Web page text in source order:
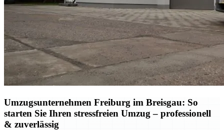
Umzugsunternehmen Freiburg im Breisgau: So
starten Sie Ihren stressfreien Umzug – professionell
& zuverlässig